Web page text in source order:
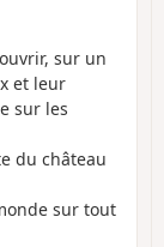
sur un
et leur
sur les
du château
sur tout